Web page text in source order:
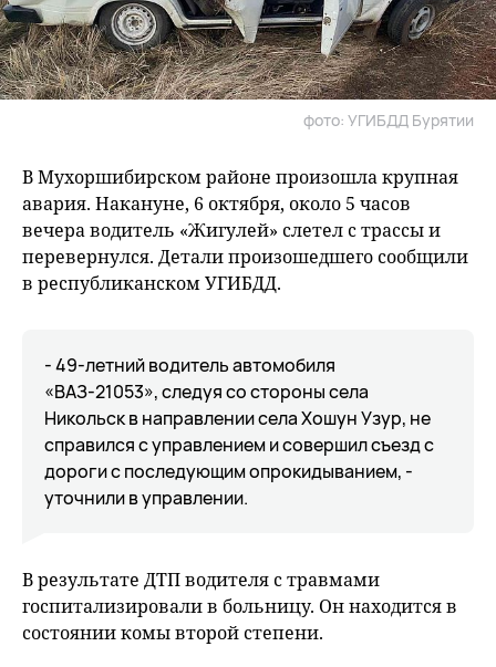
фото: УГИБДД Бурятии
В Мухоршибирском районе произошла крупная
авария. Накануне, 6 октября, около 5 часов
вечера водитель «Жигулей» слетел с трассы и
перевернулся. Детали произошедшего сообщили
в республиканском УГИБДД.
- 49-летний водитель автомобиля
«ВАЗ-21053», следуя со стороны села
Никольск в направлении села Хошун Узур, не
справился с управлением и совершил съезд с
дороги с последующим опрокидыванием, -
уточнили в управлении.
В результате ДТП водителя с травмами
госпитализировали в больницу. Он находится в
состоянии комы второй степени.